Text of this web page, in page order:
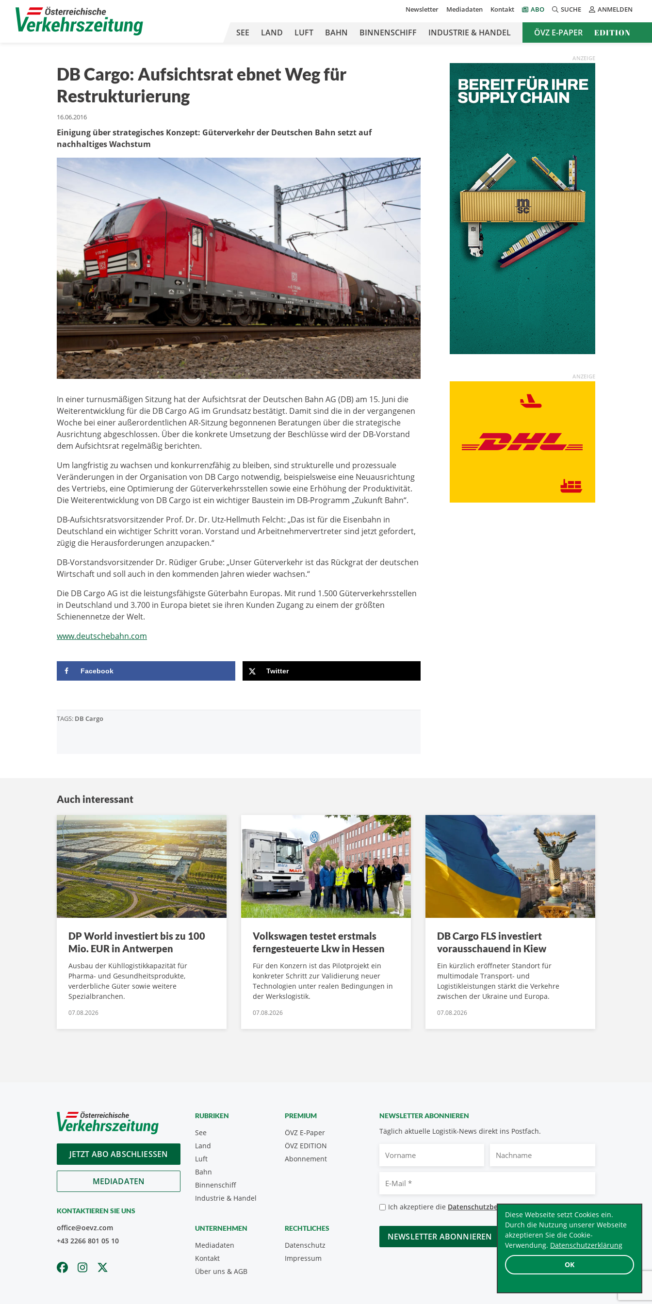
OK
Diese Webseite setzt Cookies ein.
Durch die Nutzung unserer Webseite
akzeptieren Sie die Cookie-
Verwendung. Datenschutzerklärung
Newsletter Mediadaten Kontakt ABO SUCHE ANMELDEN
SEE LAND LUFT BAHN BINNENSCHIFF INDUSTRIE & HANDEL ÖVZ E-PAPER EDITION
DB Cargo: Aufsichtsrat ebnet Weg für
Restrukturierung
16.06.2016
Einigung über strategisches Konzept: Güterverkehr der Deutschen Bahn setzt auf
nachhaltiges Wachstum
In einer turnusmäßigen Sitzung hat der Aufsichtsrat der Deutschen Bahn AG (DB) am 15. Juni die
Weiterentwicklung für die DB Cargo AG im Grundsatz bestätigt. Damit sind die in der vergangenen
Woche bei einer außerordentlichen AR-Sitzung begonnenen Beratungen über die strategische
Ausrichtung abgeschlossen. Über die konkrete Umsetzung der Beschlüsse wird der DB-Vorstand
dem Aufsichtsrat regelmäßig berichten.
Um langfristig zu wachsen und konkurrenzfähig zu bleiben, sind strukturelle und prozessuale
Veränderungen in der Organisation von DB Cargo notwendig, beispielsweise eine Neuausrichtung
des Vertriebs, eine Optimierung der Güterverkehrsstellen sowie eine Erhöhung der Produktivität.
Die Weiterentwicklung von DB Cargo ist ein wichtiger Baustein im DB-Programm „Zukunft Bahn“.
DB-Aufsichtsratsvorsitzender Prof. Dr. Dr. Utz-Hellmuth Felcht: „Das ist für die Eisenbahn in
Deutschland ein wichtiger Schritt voran. Vorstand und Arbeitnehmervertreter sind jetzt gefordert,
zügig die Herausforderungen anzupacken.“
DB-Vorstandsvorsitzender Dr. Rüdiger Grube: „Unser Güterverkehr ist das Rückgrat der deutschen
Wirtschaft und soll auch in den kommenden Jahren wieder wachsen.“
Die DB Cargo AG ist die leistungsfähigste Güterbahn Europas. Mit rund 1.500 Güterverkehrsstellen
in Deutschland und 3.700 in Europa bietet sie ihren Kunden Zugang zu einem der größten
Schienennetze der Welt.
www.deutschebahn.com
Facebook Twitter
TAGS: DB Cargo
ANZEIGE
ANZEIGE
Auch interessant
DP World investiert bis zu 100
Mio. EUR in Antwerpen
Ausbau der Kühllogistikkapazität für
Pharma- und Gesundheitsprodukte,
verderbliche Güter sowie weitere
Spezialbranchen.
07.08.2026
Volkswagen testet erstmals
ferngesteuerte Lkw in Hessen
Für den Konzern ist das Pilotprojekt ein
konkreter Schritt zur Validierung neuer
Technologien unter realen Bedingungen in
der Werkslogistik.
07.08.2026
DB Cargo FLS investiert
vorausschauend in Kiew
Ein kürzlich eröffneter Standort für
multimodale Transport- und
Logistikleistungen stärkt die Verkehre
zwischen der Ukraine und Europa.
07.08.2026
JETZT ABO ABSCHLIESSEN
MEDIADATEN
KONTAKTIEREN SIE UNS
office@oevz.com
+43 2266 801 05 10
NEWSLETTER ABONNIEREN
Täglich aktuelle Logistik-News direkt ins Postfach.
Mail
Datenschutzbestimmungen
Ich akzeptiere die Datenschutzbestimmungen.*
CAPTCHA
RUBRIKEN
See
Land
Luft
Bahn
Binnenschiff
Industrie & Handel
PREMIUM
ÖVZ E-Paper
Abonnement
ÖVZ EDITION
UNTERNEHMEN
Mediadaten
Kontakt
Über uns & AGB
RECHTLICHES
Datenschutz
Impressum